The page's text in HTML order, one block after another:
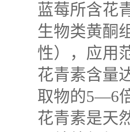
蓝莓所含花
生物类黄酮
性），应用
花青素含量
取物的5—6
花青素是天